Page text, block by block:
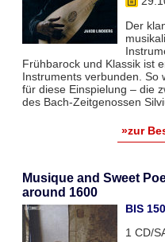
Der
Frühbarock und Klassik ist
Instruments verbunden. So
für diese Einspielung – die
des Bach-Zeitgenossen
»zur
Musique and Sweet
around 1600
BIS
1 CD/